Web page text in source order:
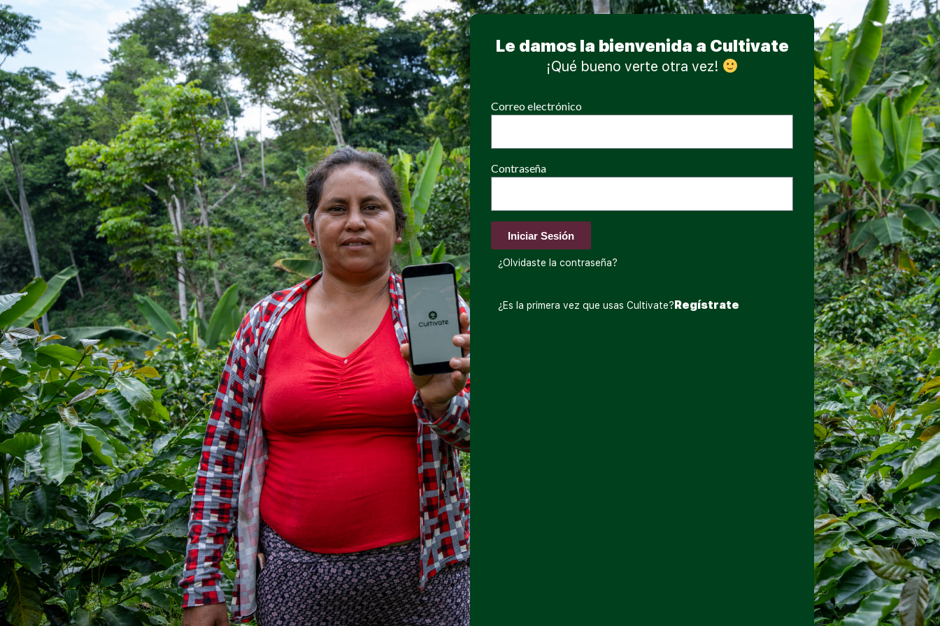
Le damos la bienvenida a Cultivate
¡Qué bueno verte otra vez!
Correo electrónico
Contraseña
Iniciar Sesión
¿Olvidaste la contraseña?
¿Es la primera vez que usas Cultivate?Regístrate
Sign in
Sign in
Don’t have an account?
Remember me